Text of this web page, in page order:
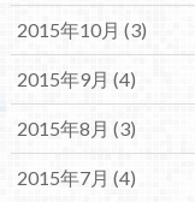
2015年10月 (3)
2015年9月 (4)
2015年8月 (3)
2015年7月 (4)